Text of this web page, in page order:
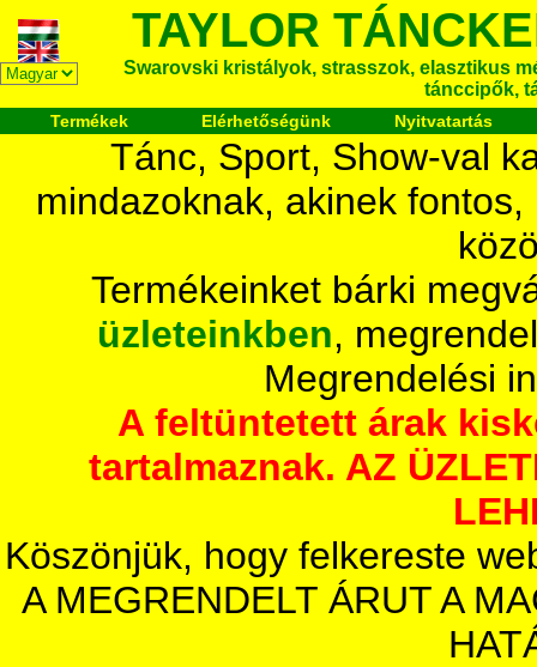
TAYLOR
Swarovski kristályok, strasszok, elasztikus
tánccipők,
Termékek Elérhetőségünk Nyitvatartás
Tánc, Sport, Show-val
mindazoknak, akinek
Termékeinket bárki
üzleteinkben,
Megrendelési
A feltüntetett árak
tartalmaznak. AZ
Köszönjük, hogy felkereste
A MEGRENDELT ÁRUT A